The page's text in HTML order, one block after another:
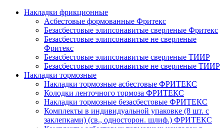
Накладки фрикционные
Асбестовые формованные Фритекс
Безасбестовые элипсонавитые сверленые Фритекс
Безасбестовые элипсонавитые не сверленые
Фритекс
Безасбестовые элипсонавитые сверленые ТИИР
Безасбестовые элипсонавитые не сверленые ТИИР
Накладки тормозные
Накладки тормозные асбестовые ФРИТЕКС
Колодки ленточного тормоза ФРИТЕКС
Накладки тормозные безасбестовые ФРИТЕКС
Комплекты в индивидуальной упаковке (8 шт. с
заклепками) (св., односторон. шлиф.) ФРИТЕКС